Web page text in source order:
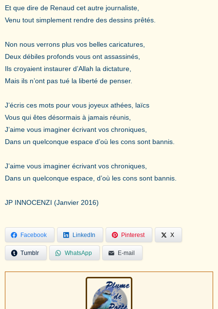
Et que dire de Renaud cet autre journaliste,
Venu tout simplement rendre des dessins prêtés.
Non nous verrons plus vos belles caricatures,
Deux débiles profonds vous ont assassinés,
Ils croyaient instaurer d’Allah la dictature,
Mais ils n’ont pas tué la liberté de penser.
J’écris ces mots pour vous joyeux athées, laïcs
Vous qui êtes désormais à jamais réunis,
J’aime vous imaginer écrivant vos chroniques,
Dans un quelconque espace d’où les cons sont bannis.
J’aime vous imaginer écrivant vos chroniques,
Dans un quelconque espace, d’où les cons sont bannis.
JP INNOCENZI (Janvier 2016)
Facebook LinkedIn Pinterest X
Tumblr WhatsApp E-mail